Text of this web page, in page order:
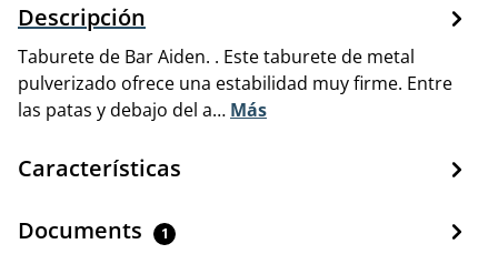
Descripción
Taburete de Bar Aiden. . Este taburete de metal
pulverizado ofrece una estabilidad muy firme. Entre
las patas y debajo del a… Más
Características
Documents 1